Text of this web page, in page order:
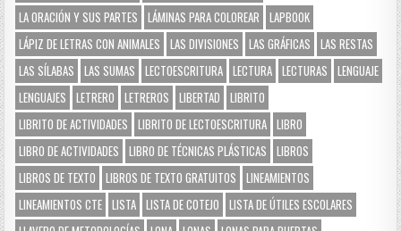
LA ORACIÓN Y SUS PARTES
LÁMINAS PARA COLOREAR
LAPBOOK
LÁPIZ DE LETRAS CON ANIMALES
LAS DIVISIONES LAS GRÁFICAS
LAS RESTAS
LAS SÍLABAS
LAS SUMAS LECTOESCRITURA LECTURA LECTURAS
LENGUAJE
LENGUAJES
LETRERO LETREROS LIBERTAD
LIBRITO
LIBRITO DE ACTIVIDADES
LIBRITO DE LECTOESCRITURA LIBRO
LIBRO DE ACTIVIDADES
LIBRO DE TÉCNICAS PLÁSTICAS
LIBROS
LIBROS DE TEXTO
LIBROS DE TEXTO GRATUITOS
LINEAMIENTOS
LINEAMIENTOS CTE LISTA LISTA DE COTEJO
LISTA DE ÚTILES ESCOLARES